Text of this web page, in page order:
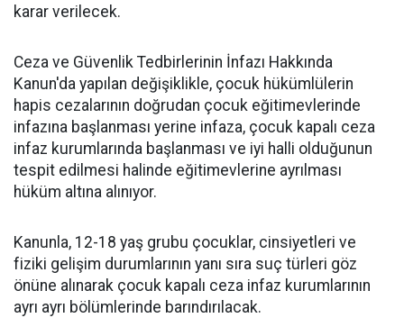
karar verilecek.
Ceza ve Güvenlik Tedbirlerinin İnfazı Hakkında
Kanun'da yapılan değişiklikle, çocuk hükümlülerin
hapis cezalarının doğrudan çocuk eğitimevlerinde
infazına başlanması yerine infaza, çocuk kapalı ceza
infaz kurumlarında başlanması ve iyi halli olduğunun
tespit edilmesi halinde eğitimevlerine ayrılması
hüküm altına alınıyor.
Kanunla, 12-18 yaş grubu çocuklar, cinsiyetleri ve
fiziki gelişim durumlarının yanı sıra suç türleri göz
önüne alınarak çocuk kapalı ceza infaz kurumlarının
ayrı ayrı bölümlerinde barındırılacak.